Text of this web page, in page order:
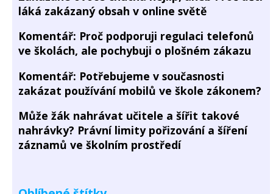
láká zakázaný obsah v online světě
Komentář: Proč podporuji regulaci telefonů
ve školách, ale pochybuji o plošném zákazu
Komentář: Potřebujeme v současnosti
zakázat používání mobilů ve škole zákonem?
Může žák nahrávat učitele a šířit takové
nahrávky? Právní limity pořizování a šíření
záznamů ve školním prostředí